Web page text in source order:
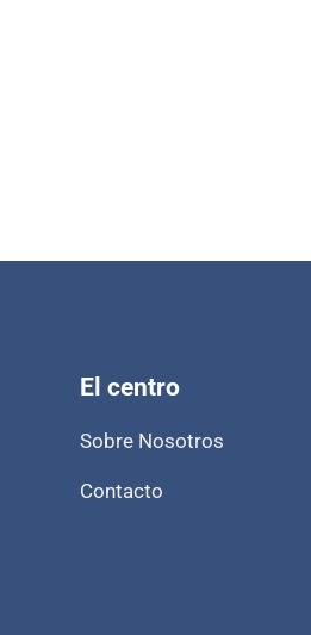
El centro
Sobre Nosotros
Contacto